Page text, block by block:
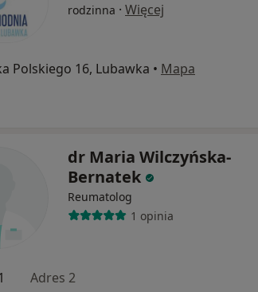
rodzinna · Więcej
Polskiego 16, Lubawka • Mapa
dr Maria Wilczyńska-
Bernatek
Reumatolog
1 opinia
Adres 2